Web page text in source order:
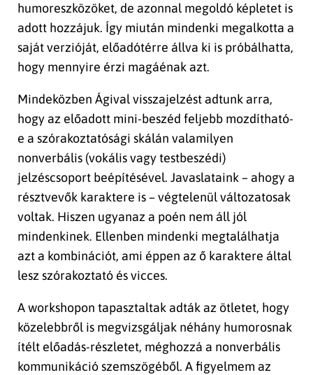
humoreszközöket, de azonnal megoldó képletet is
adott hozzájuk. Így miután mindenki megalkotta a
saját verzióját, előadótérre állva ki is próbálhatta,
hogy mennyire érzi magáénak azt.
Mindeközben Ágival visszajelzést adtunk arra,
hogy az előadott mini-beszéd feljebb mozdítható-
e a szórakoztatósági skálán valamilyen
nonverbális (vokális vagy testbeszédi)
jelzéscsoport beépítésével. Javaslataink – ahogy a
résztvevők karaktere is – végtelenül változatosak
voltak. Hiszen ugyanaz a poén nem áll jól
mindenkinek. Ellenben mindenki megtalálhatja
azt a kombinációt, ami éppen az ő karaktere által
lesz szórakoztató és vicces.
A workshopon tapasztaltak adták az ötletet, hogy
közelebbről is megvizsgáljak néhány humorosnak
ítélt előadás-részletet, méghozzá a nonverbális
kommunikáció szemszögéből. A figyelmem az